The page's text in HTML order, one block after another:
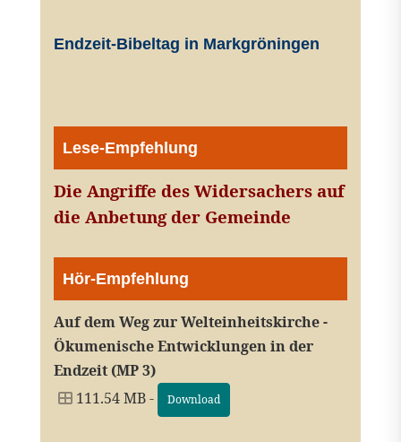
Endzeit-Bibeltag in Markgröningen
Lese-Empfehlung
Die Angriffe des Widersachers auf
die Anbetung der Gemeinde
Hör-Empfehlung
Auf dem Weg zur Welteinheitskirche -
Ökumenische Entwicklungen in der
Endzeit (MP 3)
111.54 MB -
Download